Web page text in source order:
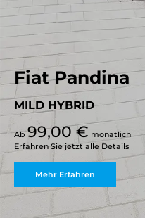
Fiat Pandina
MILD HYBRID
Ab99,00 € monatlich
Erfahren Sie jetzt alle Details
Mehr Erfahren